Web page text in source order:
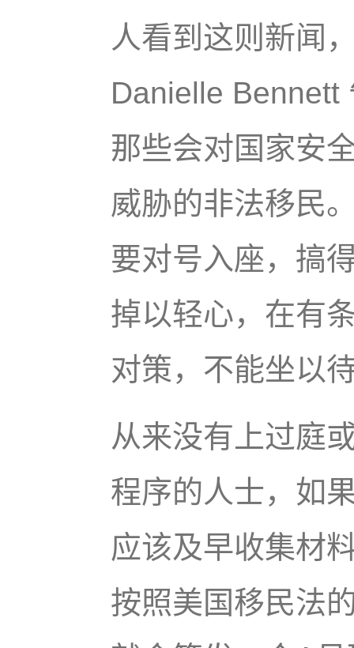
人看到这则新闻
Danielle Bennett
那些会对国家安
威胁的非法移民
要对号入座，搞
掉以轻心，在有
对策，不能坐以
从来没有上过庭
程序的人士，如
应该及早收集材
按照美国移民法